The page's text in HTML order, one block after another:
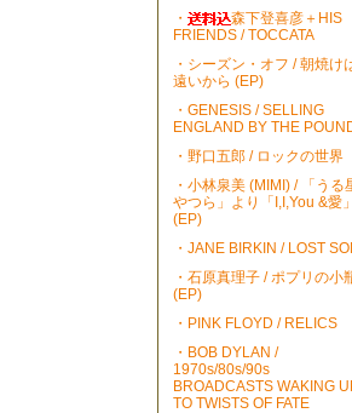
・
森下登喜彦＋HIS
FRIENDS / TOCCATA
・シーズン・オフ / 朝焼け
遠いから (EP)
・GENESIS / SELLING
ENGLAND BY THE
・野口五郎 / ロックの世界
・小林泉美 (MIMI) / 「うる
やつら」より「I,I,You &愛」
(EP)
・JANE BIRKIN / LOST
・石原真理子 / ポプリの小
(EP)
・PINK FLOYD / RELICS
・BOB DYLAN /
1970s/80s/90s
BROADCASTS WAKING
TO TWISTS OF FATE